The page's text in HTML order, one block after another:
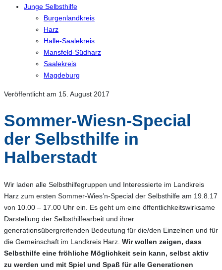
Junge Selbsthilfe
Burgenlandkreis
Harz
Halle-Saalekreis
Mansfeld-Südharz
Saalekreis
Magdeburg
Veröffentlicht am 15. August 2017
Sommer-Wiesn-Special
der Selbsthilfe in
Halberstadt
Wir laden alle Selbsthilfegruppen und Interessierte im Landkreis
Harz zum ersten Sommer-Wies’n-Special der Selbsthilfe am 19.8.17
von 10.00 – 17.00 Uhr ein. Es geht um eine öffentlichkeitswirksame
Darstellung der Selbsthilfearbeit und ihrer
generationsübergreifenden Bedeutung für die/den Einzelnen und für
die Gemeinschaft im Landkreis Harz. Wir wollen zeigen, dass
Selbsthilfe eine fröhliche Möglichkeit sein kann, selbst aktiv
zu werden und mit Spiel und Spaß für alle Generationen